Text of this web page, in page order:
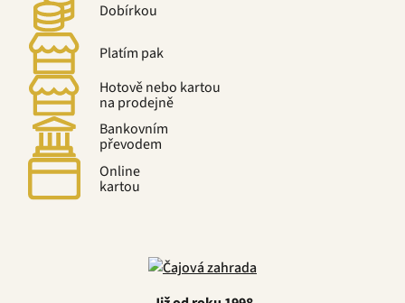
Dobírkou
Platím pak
Hotově nebo kartou
na prodejně
Bankovním
převodem
Online
kartou